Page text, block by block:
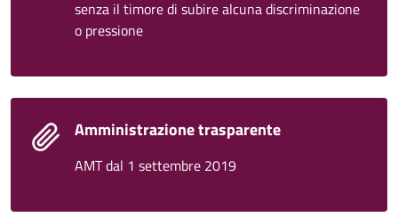
senza il timore di subire alcuna discriminazione
o pressione
Amministrazione trasparente
AMT dal 1 settembre 2019